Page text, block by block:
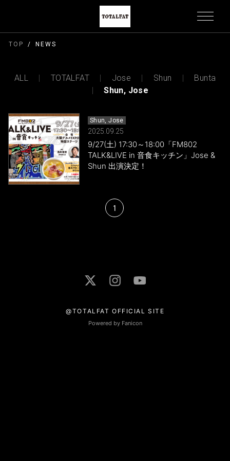
TOP NEWS
ALL TOTALFAT Jose Shun
Bunta
Shun, Jose
Shun, Jose
2025.09.25
9/27(土) 17:30～18:00「FM802
TALK&LIVE in 音食キッチン」Jose &
Shun 出演決定！
1
@TOTALFAT OFFICIAL SITE
Powered by Fanicon